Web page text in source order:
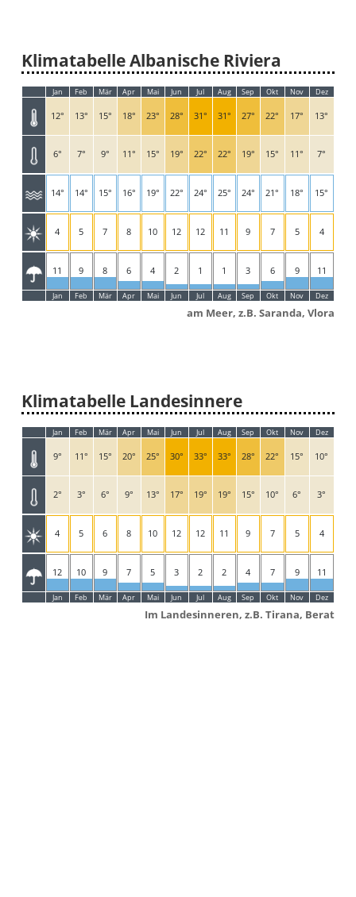
Klimatabelle Albanische Riviera
Jan Feb Mär Apr Mai Jun Jul Aug Sep Okt Nov Dez
12° 13° 15° 18° 23° 28° 31° 31° 27° 22° 17° 13°
6° 7° 9° 11° 15° 19° 22° 22° 19° 15° 11° 7°
14° 14° 15° 16° 19° 22° 24° 25° 24° 21° 18° 15°
4 5 7 8 10 12 12 11 9 7 5 4
11 9 8 6 4 2 1 1 3 6 9 11
Jan Feb Mär Apr Mai Jun Jul Aug Sep Okt Nov Dez
am Meer, z.B. Saranda, Vlora
Klimatabelle Landesinnere
Jan Feb Mär Apr Mai Jun Jul Aug Sep Okt Nov Dez
9° 11° 15° 20° 25° 30° 33° 33° 28° 22° 15° 10°
2° 3° 6° 9° 13° 17° 19° 19° 15° 10° 6° 3°
4 5 6 8 10 12 12 11 9 7 5 4
12 10 9 7 5 3 2 2 4 7 9 11
Jan Feb Mär Apr Mai Jun Jul Aug Sep Okt Nov Dez
Im Landesinneren, z.B. Tirana, Berat